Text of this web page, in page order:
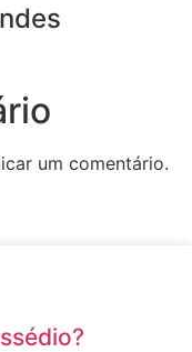
um comentário.